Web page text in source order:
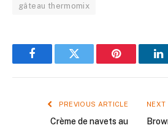
gâteau thermomix
FacebookTwitter Pinterest
PREVIOUS ARTICLE
Crème de navets au
NEXT